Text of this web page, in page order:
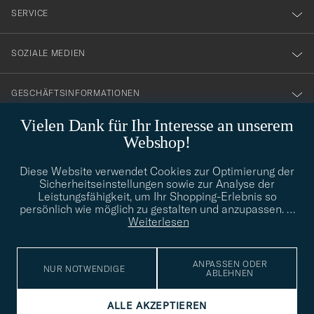
Vielen Dank für Ihr Interesse an unserem
Webshop!
Diese Website verwendet Cookies zur Optimierung der
Sicherheitseinstellungen sowie zur Analyse der
Leistungsfähigkeit, um Ihr Shopping-Erlebnis so
persönlich wie möglich zu gestalten und anzupassen. …
Weiterlesen
NUR NOTWENDIGE
ANPASSEN ODER
ABLEHNEN
ALLE AKZEPTIEREN
nyhetsbrev!
SERVICE
SOZIALE MEDIEN
GESCHÄFTSINFORMATIONEN
info@careofcarl.de
Benötigen Sie Hilfe bei der Suche nach Ihrem persönlichen Stil?
Wenden Sie sich an uns, wir helfen Ihnen gerne weiter!
STILBERATUNG